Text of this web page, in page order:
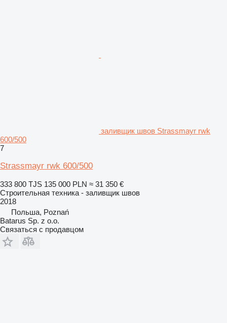
заливщик швов Strassmayr rwk
600/500
7
Strassmayr rwk 600/500
333 800 TJS 135 000 PLN ≈ 31 350 €
Строительная техника - заливщик швов
2018
Польша, Poznań
Batarus Sp. z o.o.
Связаться с продавцом